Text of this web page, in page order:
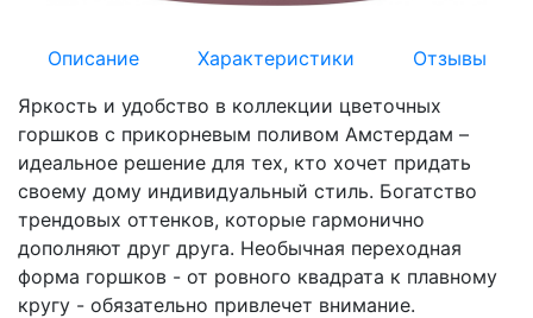
Описание Характеристики
Отзывы
Яркость и удобство в коллекции цветочных
горшков с прикорневым поливом Амстердам –
идеальное решение для тех, кто хочет придать
своему дому индивидуальный стиль. Богатство
трендовых оттенков, которые гармонично
дополняют друг друга. Необычная переходная
форма горшков - от ровного квадрата к плавному
кругу - обязательно привлечет внимание.